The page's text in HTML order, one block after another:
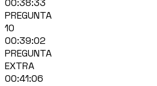
00:38:33
PREGUNTA
10
00:39:02
PREGUNTA
EXTRA
00:41:06